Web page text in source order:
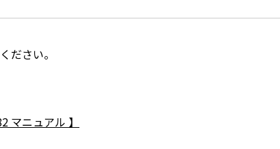
ださい。
マニュアル 】